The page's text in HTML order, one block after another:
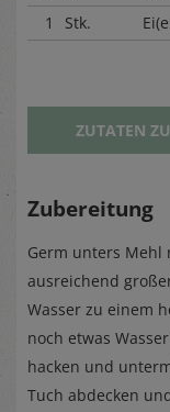
1
Stk.
ZUTATEN
Zubereitung
Germ unters
ausreichend
Wasser zu einem
noch etwas
hacken und
Tuch abdecken